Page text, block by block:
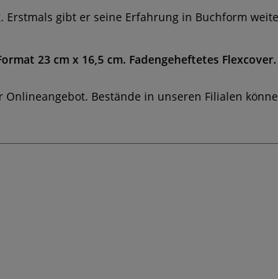
Erstmals gibt er seine Erfahrung in Buchform
23 cm x 16,5 cm. Fadengeheftetes Flexcover.
Bestände in unseren Filialen